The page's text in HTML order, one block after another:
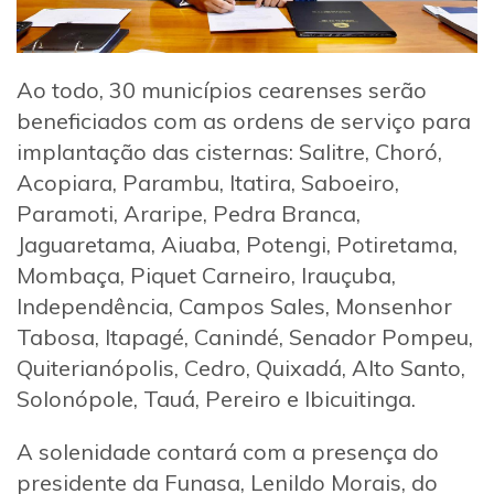
Ao todo, 30 municípios cearenses serão
beneficiados com as ordens de serviço para
implantação das cisternas: Salitre, Choró,
Acopiara, Parambu, Itatira, Saboeiro,
Paramoti, Araripe, Pedra Branca,
Jaguaretama, Aiuaba, Potengi, Potiretama,
Mombaça, Piquet Carneiro, Irauçuba,
Independência, Campos Sales, Monsenhor
Tabosa, Itapagé, Canindé, Senador Pompeu,
Quiterianópolis, Cedro, Quixadá, Alto Santo,
Solonópole, Tauá, Pereiro e Ibicuitinga.
A solenidade contará com a presença do
presidente da Funasa, Lenildo Morais, do